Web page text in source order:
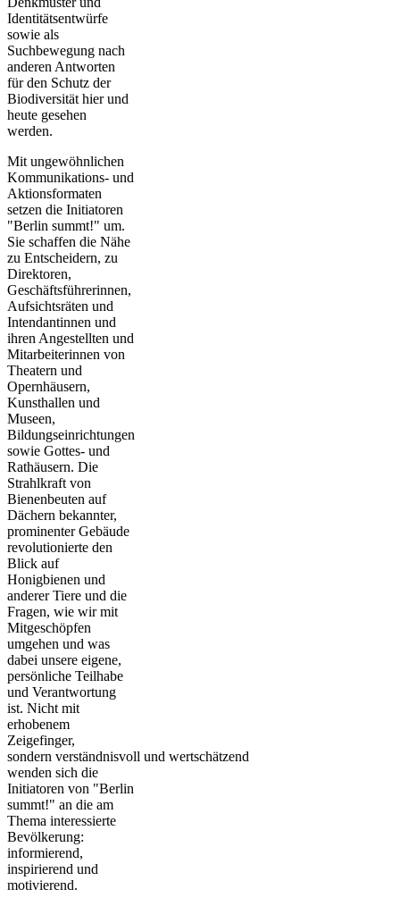
Identitätsentwürfe
sowie als
Suchbewegung nach
anderen Antworten
für den Schutz der
Biodiversität hier und
heute gesehen
werden.
Mit ungewöhnlichen
Kommunikations- und
Aktionsformaten
setzen die Initiatoren
"Berlin summt!" um.
Sie schaffen die Nähe
zu Entscheidern, zu
Direktoren,
Geschäftsführerinnen,
Aufsichtsräten und
Intendantinnen und
ihren Angestellten und
Mitarbeiterinnen von
Theatern und
Opernhäusern,
Kunsthallen und
Museen,
Bildungseinrichtungen
sowie Gottes- und
Rathäusern. Die
Strahlkraft von
Bienenbeuten auf
Dächern bekannter,
prominenter Gebäude
revolutionierte den
Blick auf
Honigbienen und
anderer Tiere und die
Fragen, wie wir mit
Mitgeschöpfen
umgehen und was
dabei unsere eigene,
persönliche Teilhabe
und Verantwortung
ist. Nicht mit
erhobenem
Zeigefinger,
sondern verständnisvoll und wertschätzend
wenden sich die
Initiatoren von "Berlin
summt!" an die am
Thema interessierte
Bevölkerung:
informierend,
inspirierend und
motivierend.